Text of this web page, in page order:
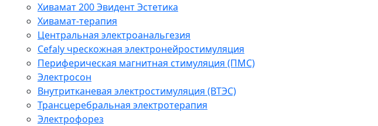
Хивамат 200 Эвидент Эстетика
Хивамат-терапия
Центральная электроанальгезия
Cefaly чреcкожная электронейростимуляция
Периферическая магнитная стимуляция (ПМС)
Электросон
Внутритканевая электростимуляция (ВТЭС)
Трансцеребральная электротерапия
Электрофорез